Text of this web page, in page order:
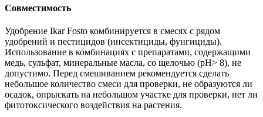
Совместимость
Удобрение Ikar Fosto комбинируется в смесях с рядом
удобрений и пестицидов (инсектициды, фунгициды).
Использование в комбинациях с препаратами, содержащими
медь, сульфат, минеральные масла, со щелочью (рН> 8), не
допустимо. Перед смешиванием рекомендуется сделать
небольшое количество смеси для проверки, не образуются ли
осадок, опрыскать на небольшом участке для проверки, нет ли
фитотоксического воздействия на растения.